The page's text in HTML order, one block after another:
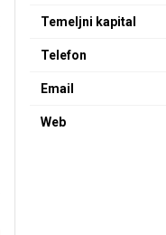
Temeljni kapital
Telefon
Email
Web